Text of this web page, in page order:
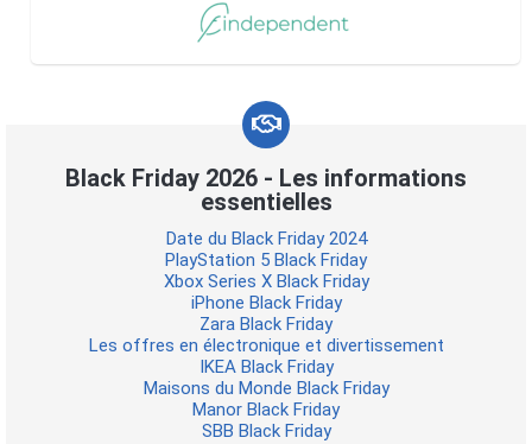
Black Friday 2026 - Les informations
essentielles
Date du Black Friday 2024
PlayStation 5 Black Friday
Xbox Series X Black Friday
iPhone Black Friday
Zara Black Friday
Les offres en électronique et divertissement
IKEA Black Friday
Maisons du Monde Black Friday
Manor Black Friday
SBB Black Friday